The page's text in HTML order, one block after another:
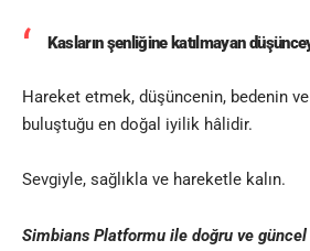
Kasların şenliğine katılmayan
Hareket etmek, düşüncenin, bedenin
buluştuğu en doğal iyilik hâlidir.
Sevgiyle, sağlıkla ve hareketle kalın.
Simbians Platformu ile doğru ve